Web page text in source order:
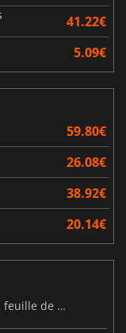
41.22€
5.09€
59.80€
26.08€
38.92€
20.14€
MARVEL Tōkon dévoile ses débuts et sa feuille de route